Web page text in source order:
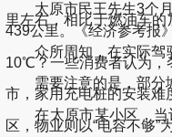
太原市民王先生3个月
里左右，相比于燃油车
439公里。《经济参考报
众所周知，在实际驾驶
10℃？一些消费者认为，
需要注意的是，部分城
市，家用充电桩的安装难
在太原市某小区，当记
区，物业则以“电容不够”